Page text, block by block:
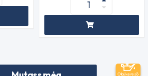
Olajkereső